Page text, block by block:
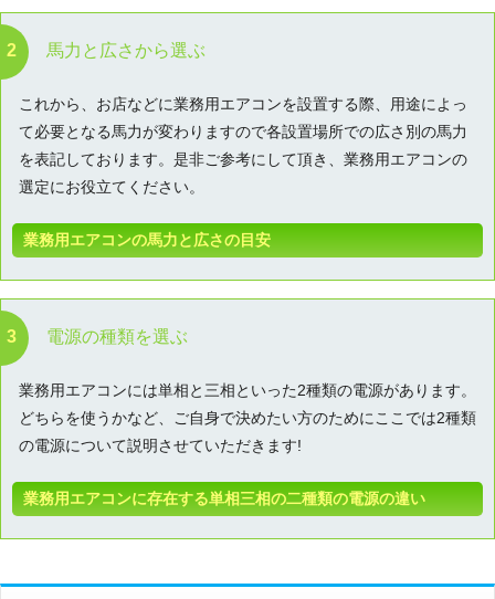
馬力と広さから選ぶ
これから、お店などに業務用エアコンを設置する際、用途によっ
て必要となる馬力が変わりますので各設置場所での広さ別の馬力
を表記しております。是非ご参考にして頂き、業務用エアコンの
選定にお役立てください。
業務用エアコンの馬力と広さの目安
電源の種類を選ぶ
業務用エアコンには単相と三相といった2種類の電源があります。
どちらを使うかなど、ご自身で決めたい方のためにここでは2種類
の電源について説明させていただきます!
業務用エアコンに存在する単相三相の二種類の電源の違い